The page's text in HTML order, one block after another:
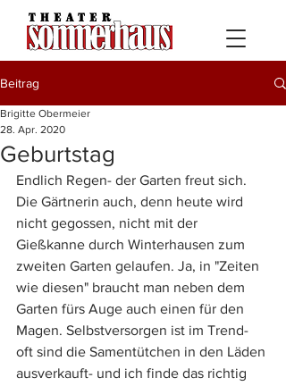
Beitrag
Geburtstag
Brigitte Obermeier
28. Apr. 2020
Endlich Regen- der Garten freut sich.
Die Gärtnerin auch, denn heute wird
nicht gegossen, nicht mit der
Gießkanne durch Winterhausen zum
zweiten Garten gelaufen. Ja, in "Zeiten
wie diesen" braucht man neben dem
Garten fürs Auge auch einen für den
Magen. Selbstversorgen ist im Trend-
oft sind die Samentütchen in den Läden
ausverkauft- und ich finde das richtig